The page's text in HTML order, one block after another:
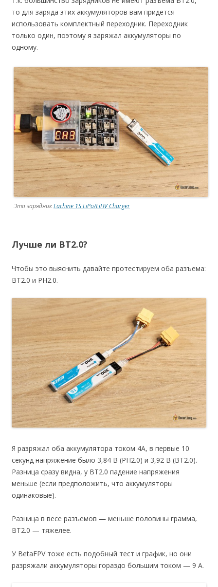
то для заряда этих аккумуляторов вам придется
использовать комплектный переходник. Переходник
только один, поэтому я заряжал аккумуляторы по
одному.
Это зарядникEachine 1S LiPo/LiHV Charger
Лучше ли BT2.0?
Чтобы это выяснить давайте протестируем оба разъема:
BT2.0 и PH2.0.
Я разряжал оба аккумулятора током 4А, в первые 10
секунд напряжение было 3,84 В (PH2.0) и 3,92 В (BT2.0).
Разница сразу видна, у BT2.0 падение напряжения
меньше (если предположить, что аккумуляторы
одинаковые).
Разница в весе разъемов — меньше половины грамма,
BT2.0 — тяжелее.
У BetaFPV тоже есть подобный тест и график, но они
разряжали аккумуляторы гораздо большим током — 9 А.